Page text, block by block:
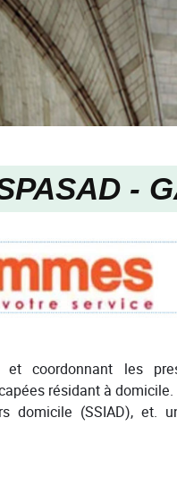
-
et coordonnant les
résidant à
domicile (SSIAD), et.